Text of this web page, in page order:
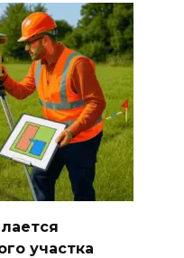
участка